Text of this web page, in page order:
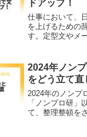
ドアップ！
仕事において、
を上げるための
す。定型文やメ
を登録すること
向上させること
IMEやGoogle日
法や、スマート
ています。これ
し、タイプミス
ください。
2024年ノン
をどう立て直
2024年のノンプ
「ノンプロ研」
て、整理整頓を
ンプロ協会の方
し、他のビジネ